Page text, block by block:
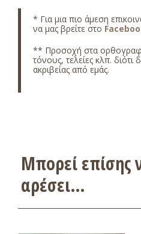
* Για μια πιο άμεση
να μας βρείτε στο
** Προσοχή στα
τόνους, τελείες κλπ. διότι
ακριβείας από εμάς.
Μπορεί επίσης
αρέσει…